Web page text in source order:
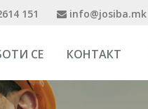
151 info@josiba.mk
СЕ КОНТАКТ